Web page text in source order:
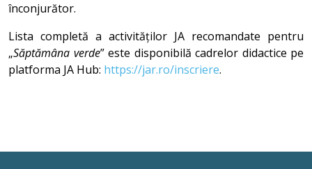
înconjurător.
Lista completă a activităților JA recomandate pentru
„Săptămâna verde” este disponibilă cadrelor didactice pe
platforma JA Hub: https://jar.ro/inscriere.